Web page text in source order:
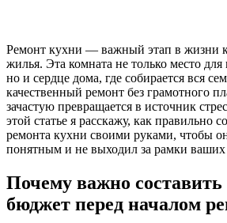
Ремонт кухни — важный этап в жизни
жилья. Эта комната не только место
но и сердце дома, где собирается вся
качественный ремонт без грамотного
зачастую превращается в источник
этой статье я расскажу, как правильно
ремонта кухни своими руками, чтобы
понятным и не выходил за рамки
Почему важно
бюджет перед началом